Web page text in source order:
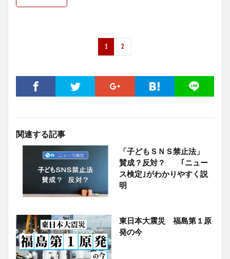
1 2
関連する記事
「子どもＳＮＳ禁止法」
賛成？反対？ ｢ニュー
ス検定｣がわかりやすく説
明
東日本大震災 福島第１原
発の今